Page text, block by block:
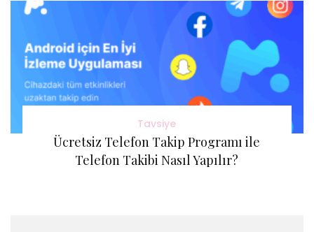
Tavsiye
Ücretsiz Telefon Takip Programı ile
Telefon Takibi Nasıl Yapılır?